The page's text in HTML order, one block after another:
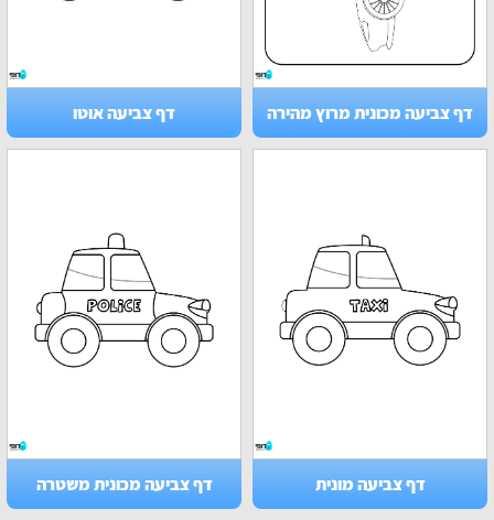
דף צביעה מכונית מרוץ מהירה דף צביעה אוטו
דף צביעה מונית דף צביעה מכונית משטרה